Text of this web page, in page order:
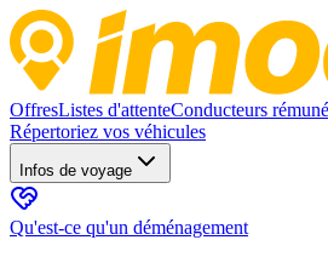
OffresListes d'attenteConducteurs
Répertoriez vos véhicules
Infos de voyage
Qu'est-ce qu'un déménagement